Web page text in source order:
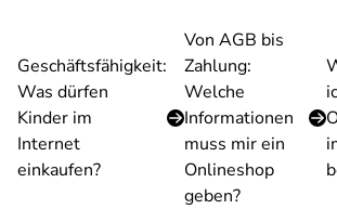
Geschäftsfähigkeit:
Was dürfen
Kinder im
Internet
einkaufen?
Von AGB bis
Zahlung:
Welche
Informationen
muss mir ein
Onlineshop
geben?